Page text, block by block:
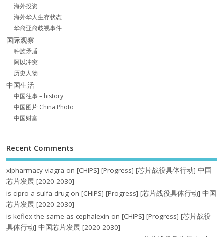
海外投资
海外华人生存状态
华裔亚裔歧视事件
国际观察
种族矛盾
阿以冲突
历史人物
中国生活
中国往事 – history
中国图片 China Photo
中国财富
Recent Comments
xlpharmacy viagra on[CHIPS] [Progress] [芯片战役具体行动] 中国
芯片发展 [2020-2030]
is cipro a sulfa drug on[CHIPS] [Progress] [芯片战役具体行动] 中国
芯片发展 [2020-2030]
is keflex the same as cephalexin on[CHIPS] [Progress] [芯片战役
具体行动] 中国芯片发展 [2020-2030]